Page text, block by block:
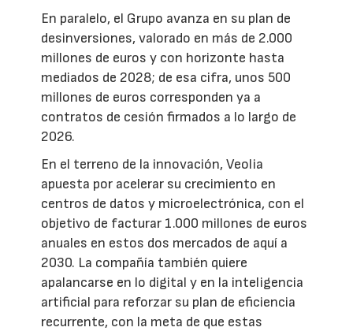
En paralelo, el Grupo avanza en su plan de
desinversiones, valorado en más de 2.000
millones de euros y con horizonte hasta
mediados de 2028; de esa cifra, unos 500
millones de euros corresponden ya a
contratos de cesión firmados a lo largo de
2026.
En el terreno de la innovación, Veolia
apuesta por acelerar su crecimiento en
centros de datos y microelectrónica, con el
objetivo de facturar 1.000 millones de euros
anuales en estos dos mercados de aquí a
2030. La compañía también quiere
apalancarse en lo digital y en la inteligencia
artificial para reforzar su plan de eficiencia
recurrente, con la meta de que estas